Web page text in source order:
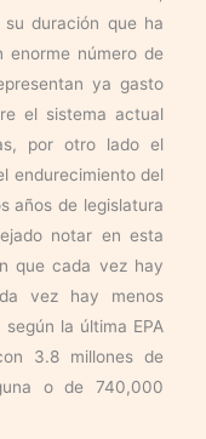
duración que ha
enorme número de
ya gasto
el sistema actual
por otro lado el
endurecimiento del
años de legislatura
notar en esta
que cada vez hay
vez hay menos
la última EPA
3.8 millones de
o de 740,000